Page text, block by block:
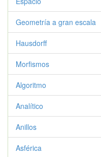
Geometría a gran escala
Hausdorff
Morfismos
Algoritmo
Analítico
Anillos
Asférica